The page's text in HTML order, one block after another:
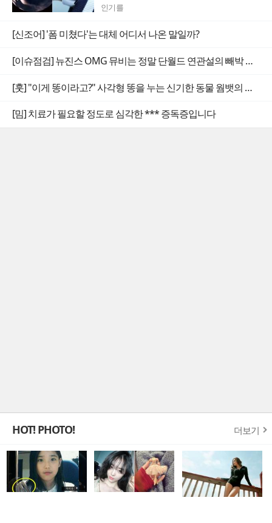
인기를
[신조어] '폼 미쳤다'는 대체 어디서 나온 말일까?
[이슈점검] 뉴진스 OMG 뮤비는 정말 단월드 연관설의 빼박 증거일까
[훗] "이게 똥이라고?" 사각형 똥을 누는 신기한 동물 웜뱃의 비밀
[밈] 치료가 필요할 정도로 심각한 *** 증독증입니다
HOT! PHOTO! 더보기